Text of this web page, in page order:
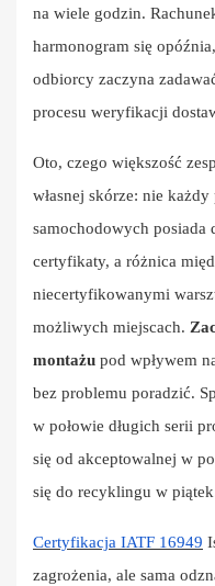
na wiele godzin.
harmonogram się
odbiorcy zaczyna
procesu weryfikacji
Oto, czego większość
własnej skórze: nie
samochodowych posiada
certyfikaty, a różnica
niecertyfikowanymi
możliwych miejscach.
montażu pod wpływem
bez problemu poradzić.
w połowie długich serii
się od akceptowalnej w
się do recyklingu w
Certyfikacja IATF 16949
zagrożenia, ale sama